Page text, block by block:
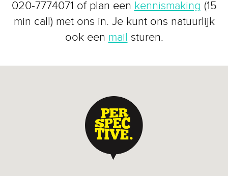
020-7774071 of plan een kennismaking (15
min call) met ons in. Je kunt ons natuurlijk
ook een mail sturen.